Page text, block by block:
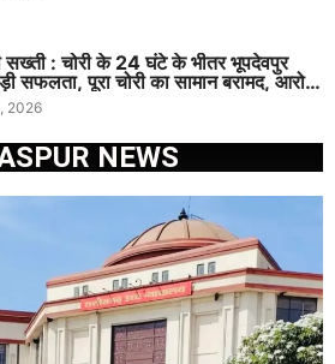
सख्ती : चोरी के 24 घंटे के भीतर भूपदेवपुर
सफलता, पूरा चोरी का सामान बरामद, आरोपी
2026
NEWS